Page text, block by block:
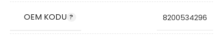
OEM KODU 8200534296